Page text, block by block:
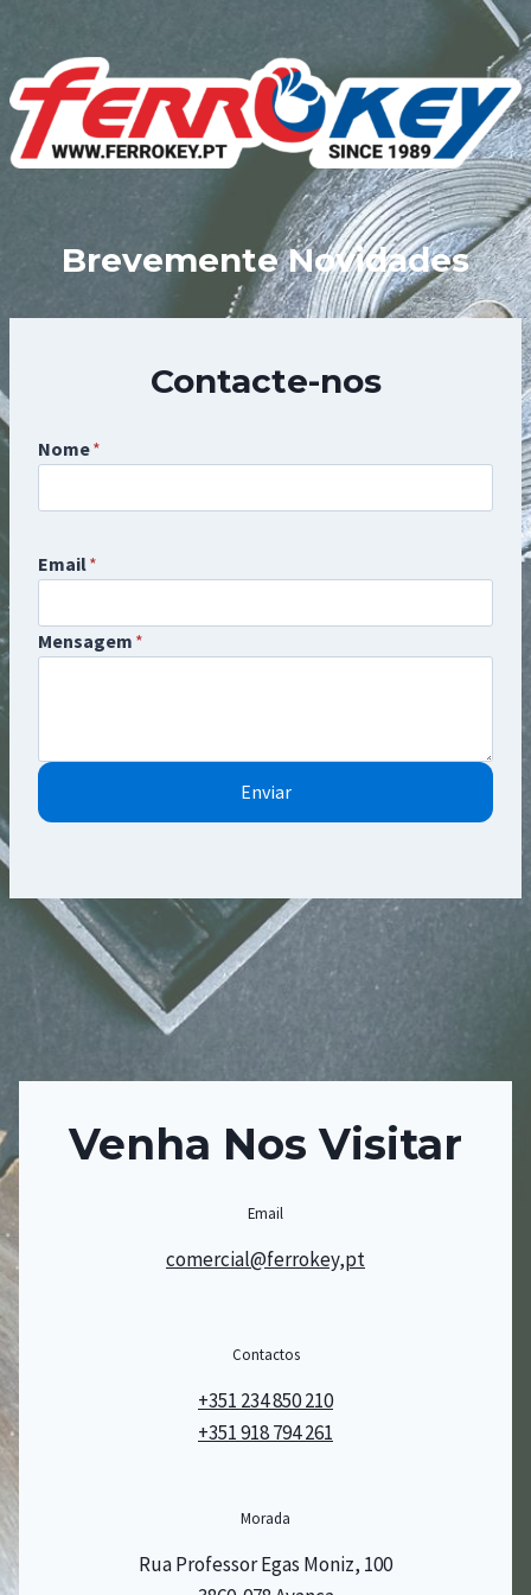
content
Brevemente Novidades
Contacte-nos
Nome*
Email*
Mensagem *
Enviar
Venha Nos Visitar
Email
comercial@ferrokey,pt
Contactos
+351 234 850 210
+351 918 794 261
Morada
Rua Professor Egas Moniz, 100